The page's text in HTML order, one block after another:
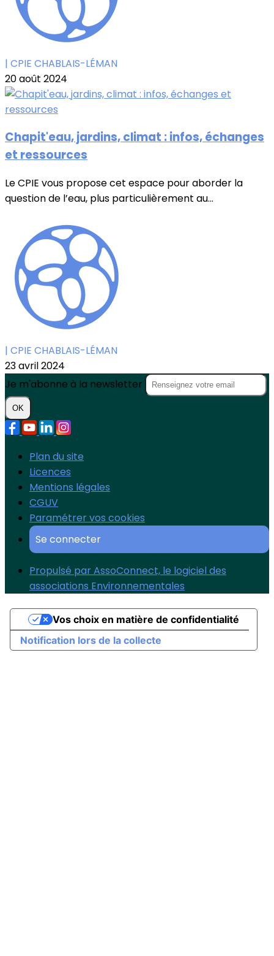
| CPIE CHABLAIS-LÉMAN
20 août 2024
Chapit'eau, jardins, climat : infos, échanges
et ressources
Le CPIE vous propose cet espace pour aborder la
question de l’eau, plus particulièrement au...
| CPIE CHABLAIS-LÉMAN
23 avril 2024
Je m'abonne à la newsletter
OK
Plan du site
Licences
Mentions légales
CGUV
Paramétrer vos cookies
Se connecter
Propulsé par AssoConnect, le logiciel des
associations Environnementales
Notification lors de la collecte
Vos choix en matière de confidentialité